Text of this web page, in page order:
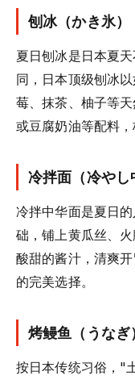
刨冰（かき氷）
夏日刨冰是日本夏
同，日本顶级刨冰
莓、抹茶、柚子等
或豆腐奶油等配料，
冷拌面（冷やし
冷拌中华面是夏日
础，铺上黄瓜丝、
酸甜的酱汁，清爽
的完美选择。
烤鳗鱼（うなぎ）
按日本传统习俗，"